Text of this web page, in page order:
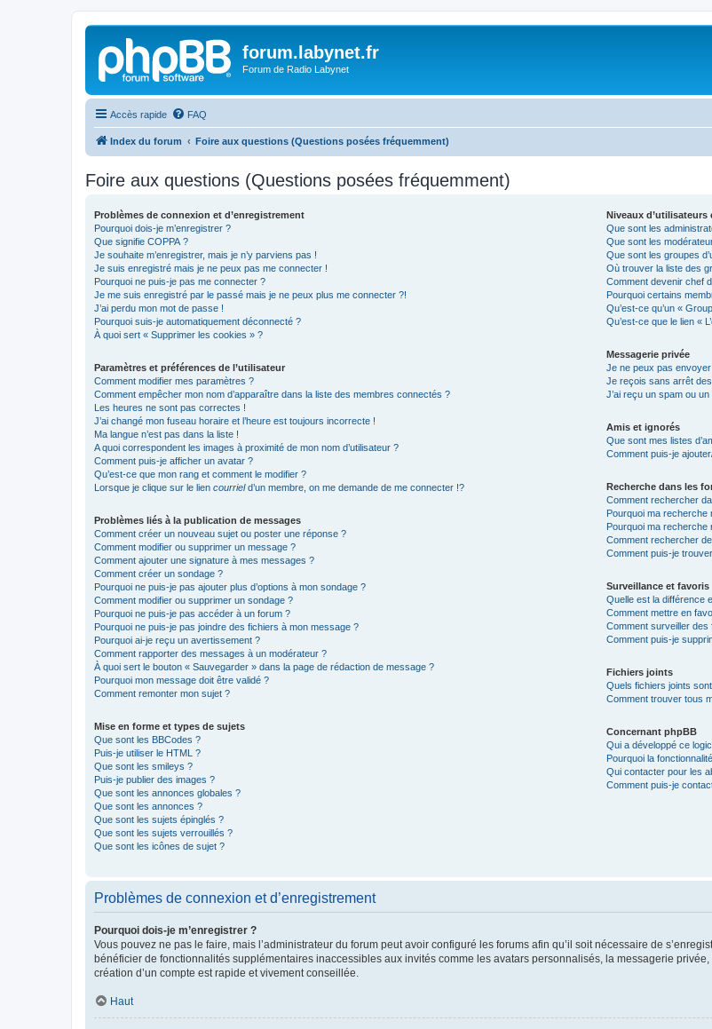
forum.labynet.fr
Forum de Radio Labynet
Accès rapide FAQ
Index du forum Foire aux questions (Questions posées fréquemment)
Foire aux questions (Questions posées fréquemment)
Problèmes de connexion et d’enregistrement
Pourquoi dois-je m’enregistrer ?
Que signifie COPPA ?
Je souhaite m’enregistrer, mais je n’y parviens pas !
Je suis enregistré mais je ne peux pas me connecter !
Pourquoi ne puis-je pas me connecter ?
Je me suis enregistré par le passé mais je ne peux plus me connecter ?!
J’ai perdu mon mot de passe !
Pourquoi suis-je automatiquement déconnecté ?
À quoi sert « Supprimer les cookies » ?
Paramètres et préférences de l’utilisateur
Comment modifier mes paramètres ?
Comment empêcher mon nom d’apparaître dans la liste des membres connectés ?
Les heures ne sont pas correctes !
J’ai changé mon fuseau horaire et l’heure est toujours incorrecte !
Ma langue n’est pas dans la liste !
A quoi correspondent les images à proximité de mon nom d’utilisateur ?
Comment puis-je afficher un avatar ?
Qu’est-ce que mon rang et comment le modifier ?
Lorsque je clique sur le lien courrield’un membre, on me demande de me connecter !?
Problèmes liés à la publication de messages
Comment créer un nouveau sujet ou poster une réponse ?
Comment modifier ou supprimer un message ?
Comment ajouter une signature à mes messages ?
Comment créer un sondage ?
Pourquoi ne puis-je pas ajouter plus d’options à mon sondage ?
Comment modifier ou supprimer un sondage ?
Pourquoi ne puis-je pas accéder à un forum ?
Pourquoi ne puis-je pas joindre des fichiers à mon message ?
Pourquoi ai-je reçu un avertissement ?
Comment rapporter des messages à un modérateur ?
À quoi sert le bouton « Sauvegarder » dans la page de rédaction de message ?
Pourquoi mon message doit être validé ?
Comment remonter mon sujet ?
Mise en forme et types de sujets
Que sont les BBCodes ?
Puis-je utiliser le HTML ?
Que sont les smileys ?
Puis-je publier des images ?
Que sont les annonces globales ?
Que sont les annonces ?
Que sont les sujets épinglés ?
Que sont les sujets verrouillés ?
Que sont les icônes de sujet ?
Niveaux d’utilisateurs
Que sont les
Que sont les
Que sont les groupes
Où trouver la liste des
Comment devenir chef
Pourquoi certains
Qu’est-ce qu’un «
Qu’est-ce que le lien «
Messagerie privée
Je ne peux pas
Je reçois sans arrêt
J’ai reçu un spam ou
Amis et ignorés
Que sont mes listes
Comment puis-je
Recherche dans les
Comment rechercher
Pourquoi ma recherche
Pourquoi ma recherche
Comment rechercher
Comment puis-je
Surveillance et favoris
Quelle est la différence
Comment mettre en
Comment surveiller des
Comment puis-je
Fichiers joints
Quels fichiers joints
Comment trouver tous
Concernant phpBB
Qui a développé ce
Pourquoi la
Qui contacter pour les
Comment puis-je
Problèmes de connexion et d’enregistrement
Pourquoi dois-je m’enregistrer ?
Vous pouvez ne pas le faire, mais l’administrateur du forum peut avoir configuré les forums afin qu’il soit nécessaire de
bénéficier de fonctionnalités supplémentaires inaccessibles aux invités comme les avatars personnalisés, la messagerie
création d’un compte est rapide et vivement conseillée.
Haut